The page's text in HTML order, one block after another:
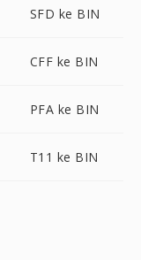
SFD ke BIN
CFF ke BIN
PFA ke BIN
T11 ke BIN